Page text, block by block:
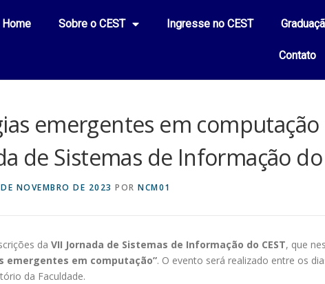
Home Sobre o CEST Ingresse no CEST
Contato
emergentes em
de Sistemas de Informação do
NOVEMBRO DE 2023 POR NCM01
da VII Jornada de Sistemas de Informação do CEST, que
emergentes em computação”. O evento será realizado entre os
da Faculdade.